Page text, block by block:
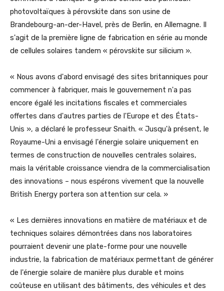
photovoltaïques à pérovskite dans son usine de
Brandebourg-an-der-Havel, près de Berlin, en Allemagne. Il
s'agit de la première ligne de fabrication en série au monde
de cellules solaires tandem « pérovskite sur silicium ».
« Nous avons d'abord envisagé des sites britanniques pour
commencer à fabriquer, mais le gouvernement n'a pas
encore égalé les incitations fiscales et commerciales
offertes dans d'autres parties de l'Europe et des États-
Unis », a déclaré le professeur Snaith. « Jusqu'à présent, le
Royaume-Uni a envisagé l'énergie solaire uniquement en
termes de construction de nouvelles centrales solaires,
mais la véritable croissance viendra de la commercialisation
des innovations – nous espérons vivement que la nouvelle
British Energy portera son attention sur cela. »
« Les dernières innovations en matière de matériaux et de
techniques solaires démontrées dans nos laboratoires
pourraient devenir une plate-forme pour une nouvelle
industrie, la fabrication de matériaux permettant de générer
de l'énergie solaire de manière plus durable et moins
coûteuse en utilisant des bâtiments, des véhicules et des